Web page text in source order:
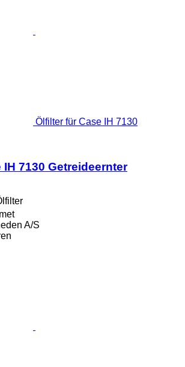
Ölfilter für Case IH 7130
7130 Getreideernter
A/S